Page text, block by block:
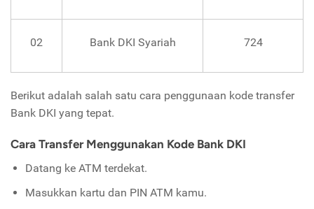
02 Bank DKI Syariah 724
Berikut adalah salah satu cara penggunaan kode transfer
Bank DKI yang tepat.
Cara Transfer Menggunakan Kode Bank DKI
Datang ke ATM terdekat.
Masukkan kartu dan PIN ATM kamu.